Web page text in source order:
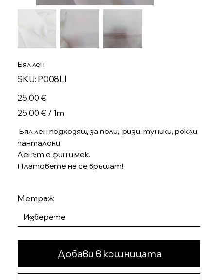
Бял лен
SKU: SKU
P008LI
P008LI
Цена
25,00 €
25,00 €
на
25,00 € / 1m
Бял лен подходящ за поли, ризи, туники, рокли,
панталони
Ленът е фин и мек.
Платовете не се връщат!
Метраж
Добави в кошницата